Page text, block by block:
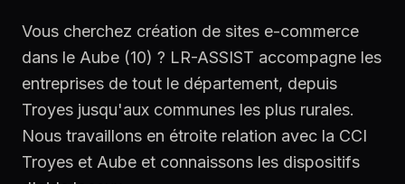
Vous cherchez création de sites e-commerce
dans le Aube (10) ? LR-ASSIST accompagne les
entreprises de tout le département, depuis
Troyes jusqu'aux communes les plus rurales.
Nous travaillons en étroite relation avec la CCI
Troyes et Aube et connaissons les dispositifs